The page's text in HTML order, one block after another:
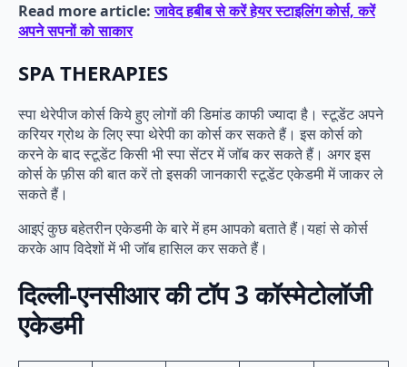
Read more article:जावेद हबीब से करें हेयर स्टाइलिंग कोर्स, करें
अपने सपनों को साकार
SPA THERAPIES
स्पा थेरेपीज कोर्स किये हुए लोगों की डिमांड काफी ज्यादा है। स्टूडेंट अपने
करियर ग्रोथ के लिए स्पा थेरेपी का कोर्स कर सकते हैं। इस कोर्स को
करने के बाद स्टूडेंट किसी भी स्पा सेंटर में जॉब कर सकते हैं। अगर इस
कोर्स के फ़ीस की बात करें तो इसकी जानकारी स्टूडेंट एकेडमी में जाकर ले
सकते हैं।
आइएं कुछ बहेतरीन एकेडमी के बारे में हम आपको बताते हैं।यहां से कोर्स
करके आप विदेशों में भी जॉब हासिल कर सकते हैं।
दिल्ली-एनसीआर की टॉप 3 कॉस्मेटोलॉजी
एकेडमी